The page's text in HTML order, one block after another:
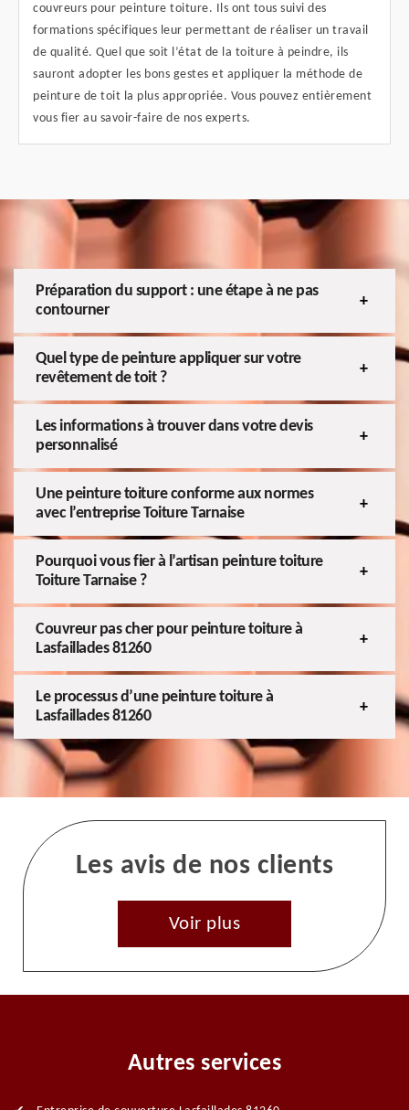
couvreurs pour peinture toiture. Ils ont tous suivi des
formations spécifiques leur permettant de réaliser un travail
de qualité. Quel que soit l’état de la toiture à peindre, ils
sauront adopter les bons gestes et appliquer la méthode de
peinture de toit la plus appropriée. Vous pouvez entièrement
vous fier au savoir-faire de nos experts.
Préparation du support : une étape à ne pas
contourner
Quel type de peinture appliquer sur votre
revêtement de toit ?
Les informations à trouver dans votre devis
personnalisé
Une peinture toiture conforme aux normes
avec l’entreprise Toiture Tarnaise
Pourquoi vous fier à l’artisan peinture toiture
Toiture Tarnaise ?
Couvreur pas cher pour peinture toiture à
Lasfaillades 81260
Le processus d’une peinture toiture à
Lasfaillades 81260
Les avis de nos clients
Voir plus
Autres services